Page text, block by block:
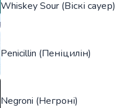
Whiskey Sour (Віскі сауер)
Penicillin (Пеніцилін)
Negroni (Негроні)